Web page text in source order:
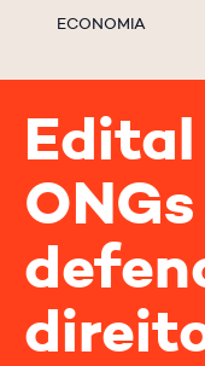
ECONOMIA